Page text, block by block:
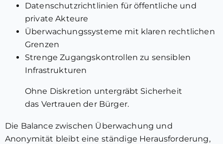
Datenschutzrichtlinien für öffentliche und
private Akteure
Überwachungssysteme mit klaren rechtlichen
Grenzen
Strenge Zugangskontrollen zu sensiblen
Infrastrukturen
Ohne Diskretion untergräbt Sicherheit
das Vertrauen der Bürger.
Die Balance zwischen Überwachung und
Anonymität bleibt eine ständige Herausforderung,